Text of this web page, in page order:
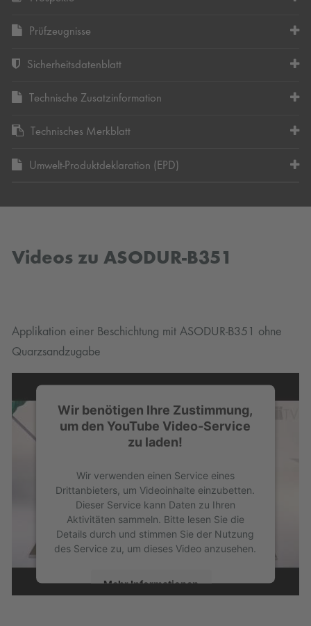
Prüfzeugnisse
Sicherheitsdatenblatt
Technische Zusatzinformation
Technisches Merkblatt
Umwelt-Produktdeklaration (EPD)
Videos zu ASODUR-B351
Applikation einer Beschichtung mit ASODUR-B351 ohne
Quarzsandzugabe
Wir benötigen Ihre Zustimmung,
um den YouTube Video-Service
zu laden!
Wir verwenden einen Service eines
Drittanbieters, um Videoinhalte einzubetten.
Dieser Service kann Daten zu Ihren
Aktivitäten sammeln. Bitte lesen Sie die
Details durch und stimmen Sie der Nutzung
des Service zu, um dieses Video anzusehen.
Mehr Informationen